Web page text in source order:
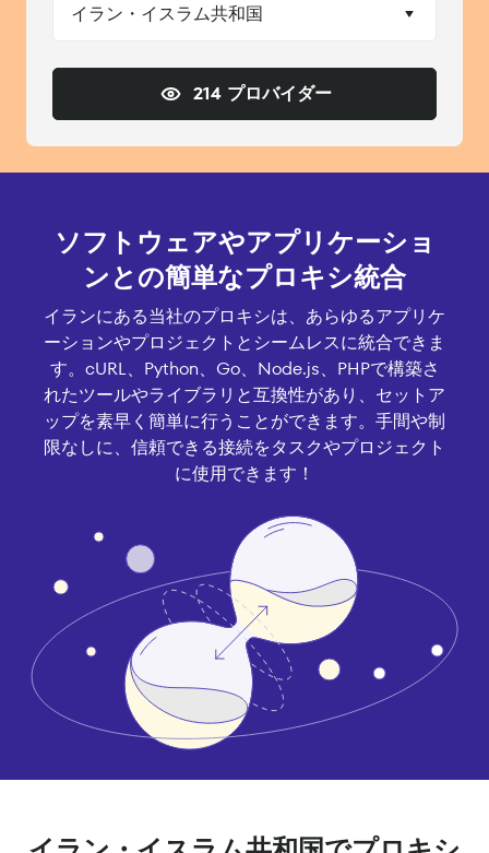
イラン・イスラム共和国
214 プロバイダー
ソフトウェアやアプリケーショ
ンとの簡単なプロキシ統合
イランにある当社のプロキシは、あらゆるアプリケ
ーションやプロジェクトとシームレスに統合できま
す。cURL、Python、Go、Node.js、PHPで構築さ
れたツールやライブラリと互換性があり、セットア
ップを素早く簡単に行うことができます。手間や制
限なしに、信頼できる接続をタスクやプロジェクト
に使用できます！